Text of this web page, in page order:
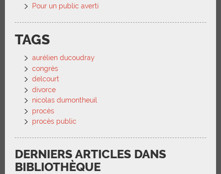
Pour un public averti
TAGS
aurélien ducoudray
congrès
delcourt
divorce
nicolas dumontheuil
procès
procès public
DERNIERS ARTICLES DANS
BIBLIOTHÈQUE